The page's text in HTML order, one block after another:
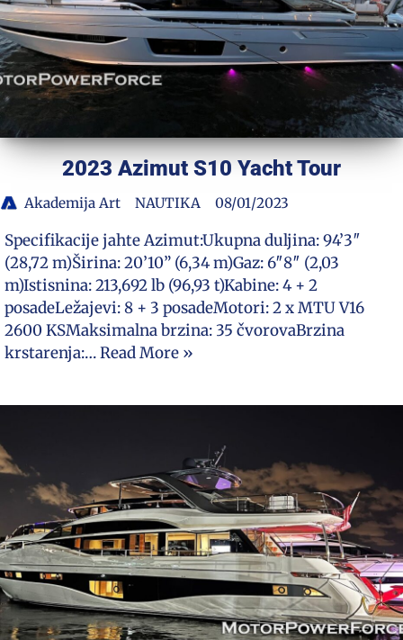
2023 Azimut S10 Yacht Tour
Akademija Art NAUTIKA 08/01/2023
Specifikacije jahte Azimut:Ukupna duljina: 94’3″
(28,72 m)Širina: 20’10” (6,34 m)Gaz: 6″8″ (2,03
m)Istisnina: 213,692 lb (96,93 t)Kabine: 4 + 2
posadeLežajevi: 8 + 3 posadeMotori: 2 x MTU V16
2600 KSMaksimalna brzina: 35 čvorovaBrzina
krstarenja:…Read More »